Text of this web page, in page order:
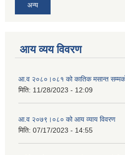
अन्य
आय व्यय विवरण
आ.व २०८०।०८१ को कातिक मसान्त
मिति: 11/28/2023 - 12:09
आ.व २०७९।०८० को आय व्याय विवरण
मिति: 07/17/2023 - 14:55